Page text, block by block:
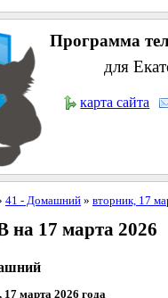
Программа
для
карта сайта
41 - Домашний» вторник, 17
17 марта 2026
17 марта 2026 года